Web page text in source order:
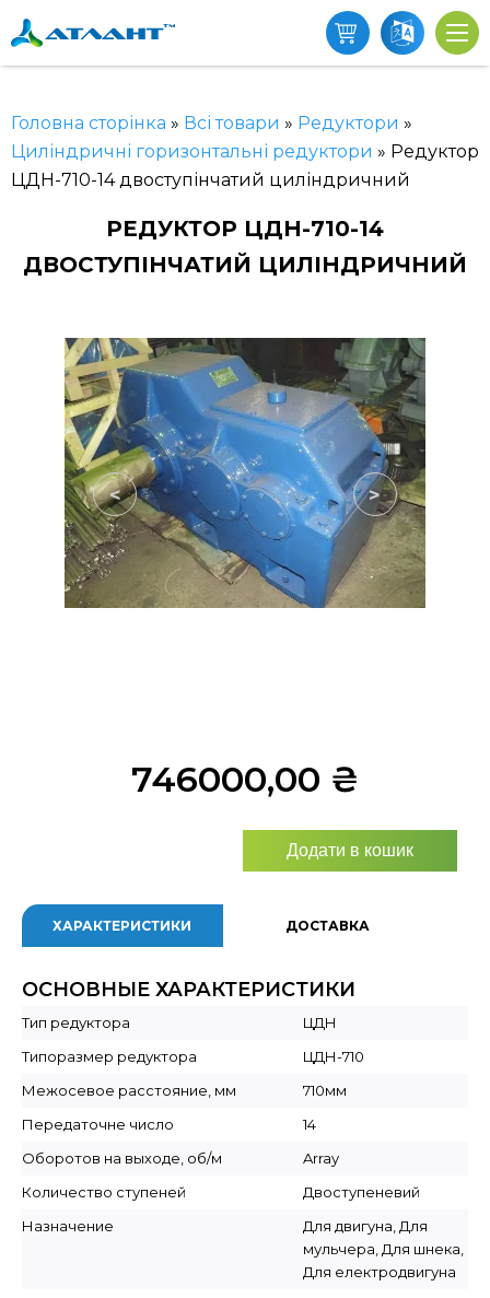
Головна сторінка » Всі товари » Редуктори »
Циліндричні горизонтальні редуктори » Редуктор
ЦДН-710-14 двоступінчатий циліндричний
РЕДУКТОР ЦДН-710-14
ДВОСТУПІНЧАТИЙ ЦИЛІНДРИЧНИЙ
< >
746000,00 ₴
Додати в кошик
ХАРАКТЕРИСТИКИ ДОСТАВКА
ОСНОВНЫЕ ХАРАКТЕРИСТИКИ
Тип редуктора
ЦДН
Типоразмер редуктора
ЦДН-710
Межосевое расстояние, мм
710мм
Передаточне число
14
Оборотов на выходе, об/м
Array
Количество ступеней
Двоступеневий
Назначение
Для двигуна, Для
мульчера, Для шнека,
Для електродвигуна